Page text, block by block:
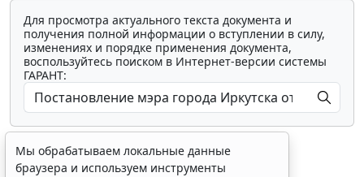
Для просмотра актуального текста документа и
получения полной информации о вступлении в силу,
изменениях и порядке применения документа,
воспользуйтесь поиском в Интернет-версии системы
ГАРАНТ:
Мы обрабатываем локальные данные
браузера и используем инструменты